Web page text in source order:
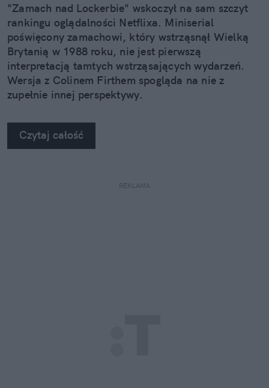
"Zamach nad Lockerbie" wskoczył na sam szczyt
rankingu oglądalności Netflixa. Miniserial
poświęcony zamachowi, który wstrząsnął Wielką
Brytanią w 1988 roku, nie jest pierwszą
interpretacją tamtych wstrząsających wydarzeń.
Wersja z Colinem Firthem spogląda na nie z
zupełnie innej perspektywy.
Czytaj całość
REKLAMA